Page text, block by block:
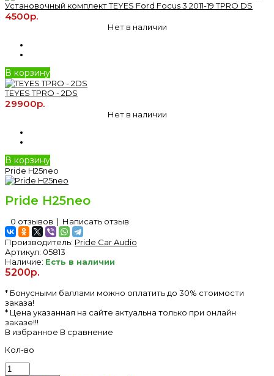
Установочный комплект TEYES Ford Focus 3 2011-19 TPRO DS
4500р.
Нет в наличии
В корзину
TEYES TPRO - 2DS
29900р.
Нет в наличии
В корзину
Pride H25neo
Pride H25neo
0 отзывов | Написать отзыв
Производитель: Pride Car Audio
Артикул: 05813
Наличие: Есть в наличии
5200р.
* Бонусными баллами можно оплатить до 30% стоимости
заказа!
* Цена указанная на сайте актуальна только при онлайн
заказе!!!
В избранное В сравнение
Кол-во